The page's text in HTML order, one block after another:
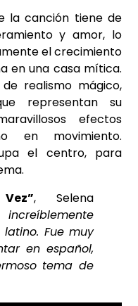
la canción tiene de
y amor, lo
el crecimiento
en una casa mítica.
realismo mágico,
representan su
efectos
en movimiento.
el centro, para
, Selena
Fue muy
en español,
tema de